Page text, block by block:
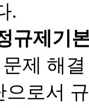
.
규제기
문제 해
으로서